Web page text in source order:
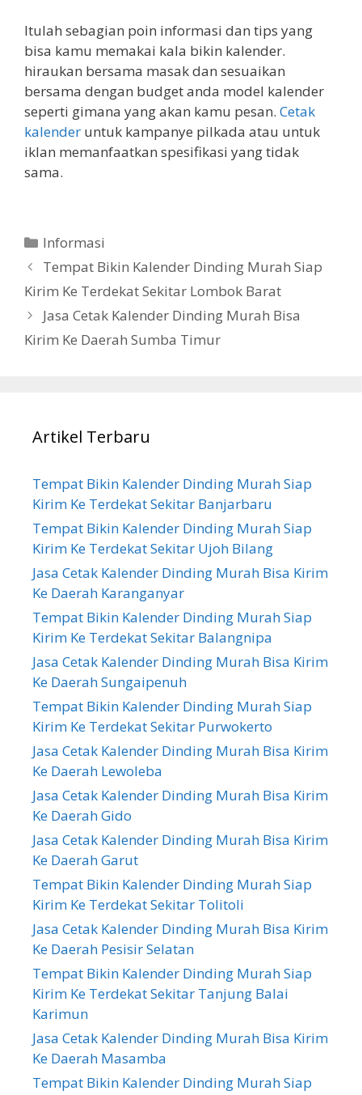
Itulah sebagian poin informasi dan tips yang
bisa kamu memakai kala bikin kalender.
hiraukan bersama masak dan sesuaikan
bersama dengan budget anda model kalender
seperti gimana yang akan kamu pesan. Cetak
kalender untuk kampanye pilkada atau untuk
iklan memanfaatkan spesifikasi yang tidak
sama.
Categories
Informasi
Tempat Bikin Kalender Dinding Murah Siap
Kirim Ke Terdekat Sekitar Lombok Barat
Jasa Cetak Kalender Dinding Murah Bisa
Kirim Ke Daerah Sumba Timur
Artikel Terbaru
Tempat Bikin Kalender Dinding Murah Siap
Kirim Ke Terdekat Sekitar Banjarbaru
Tempat Bikin Kalender Dinding Murah Siap
Kirim Ke Terdekat Sekitar Ujoh Bilang
Jasa Cetak Kalender Dinding Murah Bisa Kirim
Ke Daerah Karanganyar
Tempat Bikin Kalender Dinding Murah Siap
Kirim Ke Terdekat Sekitar Balangnipa
Jasa Cetak Kalender Dinding Murah Bisa Kirim
Ke Daerah Sungaipenuh
Tempat Bikin Kalender Dinding Murah Siap
Kirim Ke Terdekat Sekitar Purwokerto
Jasa Cetak Kalender Dinding Murah Bisa Kirim
Ke Daerah Lewoleba
Jasa Cetak Kalender Dinding Murah Bisa Kirim
Ke Daerah Gido
Jasa Cetak Kalender Dinding Murah Bisa Kirim
Ke Daerah Garut
Tempat Bikin Kalender Dinding Murah Siap
Kirim Ke Terdekat Sekitar Tolitoli
Jasa Cetak Kalender Dinding Murah Bisa Kirim
Ke Daerah Pesisir Selatan
Tempat Bikin Kalender Dinding Murah Siap
Kirim Ke Terdekat Sekitar Tanjung Balai
Karimun
Jasa Cetak Kalender Dinding Murah Bisa Kirim
Ke Daerah Masamba
Tempat Bikin Kalender Dinding Murah Siap